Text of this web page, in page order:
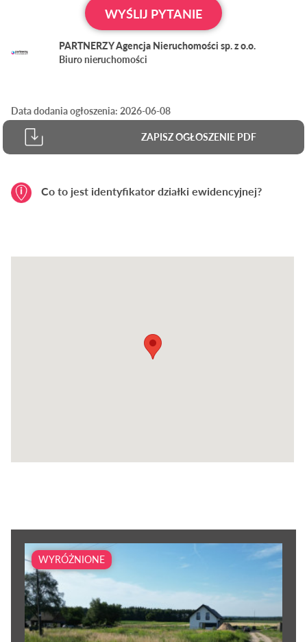
Co to jest identyfikator działki ewidencyjnej?
WYŚLIJ PYTANIE
PARTNERZY Agencja Nieruchomości sp. z o.o.
Biuro nieruchomości
Data dodania ogłoszenia: 2026-06-08
ZAPISZ OGŁOSZENIE PDF
WYRÓŻNIONE